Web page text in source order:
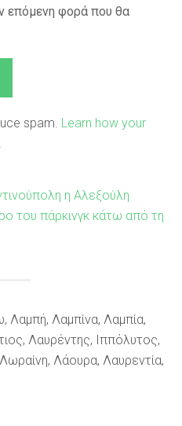
επόμενη φορά που θα
spam. Learn how your
η Αλεξούλη
του πάρκινγκ κάτω από τη
Λαμπή, Λαμπίνα, Λαμπία,
Λαυρέντης, Ιππόλυτος,
Λάουρα, Λαυρεντία,